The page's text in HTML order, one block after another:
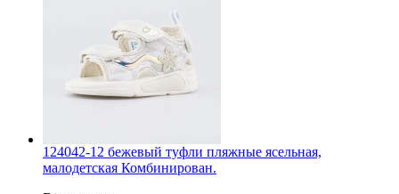
124042-12 бежевый туфли пляжные ясельная,
малодетская Комбинирован.